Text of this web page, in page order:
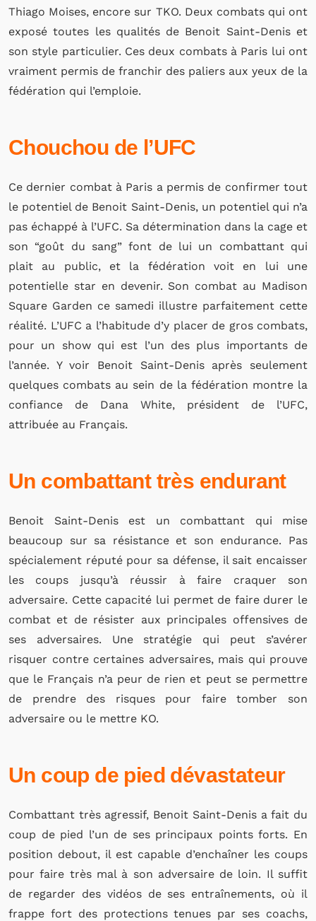
Thiago Moises, encore sur TKO. Deux combats qui ont
exposé toutes les qualités de Benoit Saint-Denis et
son style particulier. Ces deux combats à Paris lui ont
vraiment permis de franchir des paliers aux yeux de la
fédération qui l’emploie.
Chouchou de l’UFC
Ce dernier combat à Paris a permis de confirmer tout
le potentiel de Benoit Saint-Denis, un potentiel qui n’a
pas échappé à l’UFC. Sa détermination dans la cage et
son “goût du sang” font de lui un combattant qui
plait au public, et la fédération voit en lui une
potentielle star en devenir. Son combat au Madison
Square Garden ce samedi illustre parfaitement cette
réalité. L’UFC a l’habitude d’y placer de gros combats,
pour un show qui est l’un des plus importants de
l’année. Y voir Benoit Saint-Denis après seulement
quelques combats au sein de la fédération montre la
confiance de Dana White, président de l’UFC,
attribuée au Français.
Un combattant très endurant
Benoit Saint-Denis est un combattant qui mise
beaucoup sur sa résistance et son endurance. Pas
spécialement réputé pour sa défense, il sait encaisser
les coups jusqu’à réussir à faire craquer son
adversaire. Cette capacité lui permet de faire durer le
combat et de résister aux principales offensives de
ses adversaires. Une stratégie qui peut s’avérer
risquer contre certaines adversaires, mais qui prouve
que le Français n’a peur de rien et peut se permettre
de prendre des risques pour faire tomber son
adversaire ou le mettre KO.
Un coup de pied dévastateur
Combattant très agressif, Benoit Saint-Denis a fait du
coup de pied l’un de ses principaux points forts. En
position debout, il est capable d’enchaîner les coups
pour faire très mal à son adversaire de loin. Il suffit
de regarder des vidéos de ses entraînements, où il
frappe fort des protections tenues par ses coachs,